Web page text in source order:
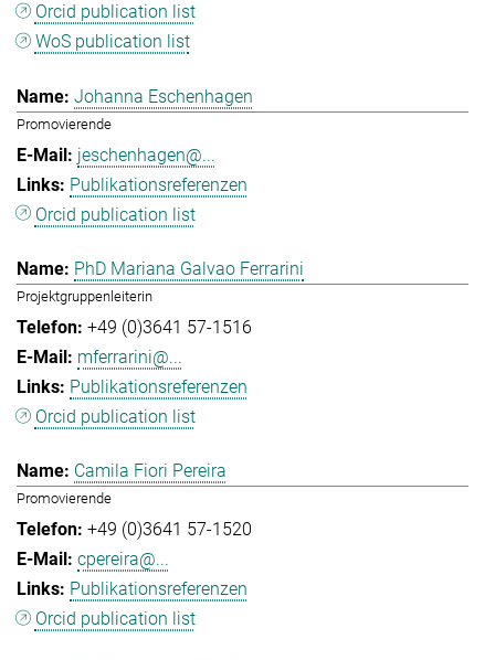
Orcid publication list
WoS publication list
Johanna Eschenhagen
Promovierende
jeschenhagen@...
Publikationsreferenzen
Orcid publication list
PhD Mariana Galvao Ferrarini
Projektgruppenleiterin
+49 (0)3641 57-1516
mferrarini@...
Publikationsreferenzen
Orcid publication list
Camila Fiori Pereira
Promovierende
+49 (0)3641 57-1520
cpereira@...
Publikationsreferenzen
Orcid publication list